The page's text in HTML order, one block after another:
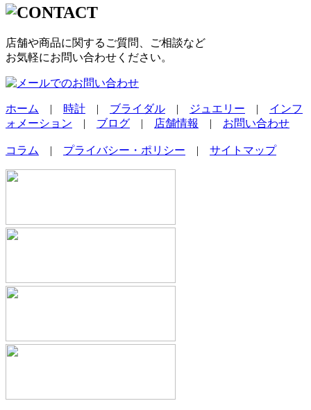
店舗や商品に関するご質問、ご相談など
お気軽にお問い合わせください。
ホーム | 時計 | ブライダル | ジュエリー | インフ
ォメーション | ブログ | 店舗情報 | お問い合わせ
コラム | プライバシー・ポリシー | サイトマップ